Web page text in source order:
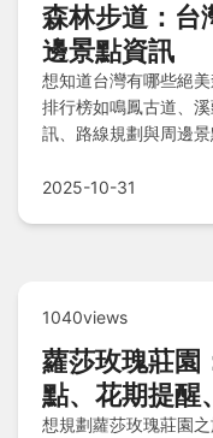
森林步道：台
邊景點資訊
想知道台灣有哪些絕
排行榜如鳴鳳古道、
訊、路線規劃與周邊
讓你輕鬆規劃安全又充
2025-10-31
1040views
蘿莎玫瑰莊園
點、花期提醒
想規劃蘿莎玫瑰莊園